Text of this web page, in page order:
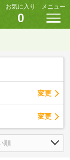
お気に入り
0
メニュー
変更
変更